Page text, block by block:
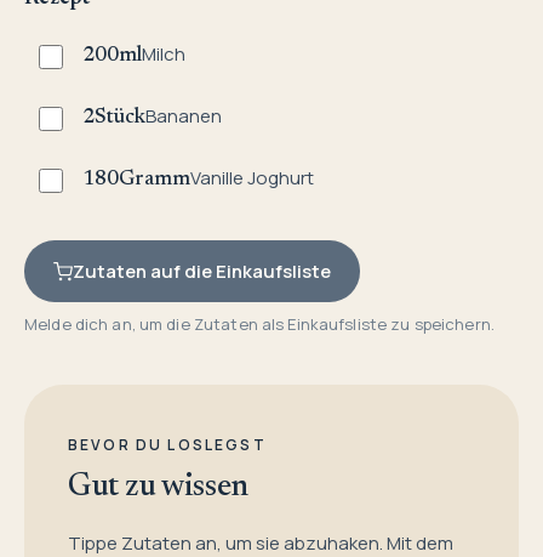
200mlMilch
2StückBananen
180GrammVanille Joghurt
Zutaten auf die Einkaufsliste
Melde dich an, um die Zutaten als Einkaufsliste zu speichern.
BEVOR DU LOSLEGST
Gut zu wissen
Tippe Zutaten an, um sie abzuhaken. Mit dem